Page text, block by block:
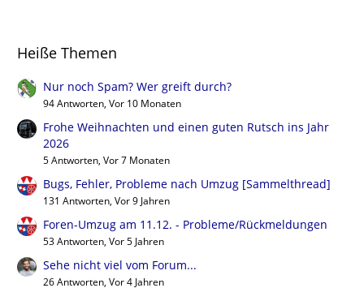
Heiße Themen
Nur noch Spam? Wer greift durch?
94 Antworten, Vor 10 Monaten
Frohe Weihnachten und einen guten Rutsch ins Jahr
2026
5 Antworten, Vor 7 Monaten
Bugs, Fehler, Probleme nach Umzug [Sammelthread]
131 Antworten, Vor 9 Jahren
Foren-Umzug am 11.12. - Probleme/Rückmeldungen
53 Antworten, Vor 5 Jahren
Sehe nicht viel vom Forum...
26 Antworten, Vor 4 Jahren